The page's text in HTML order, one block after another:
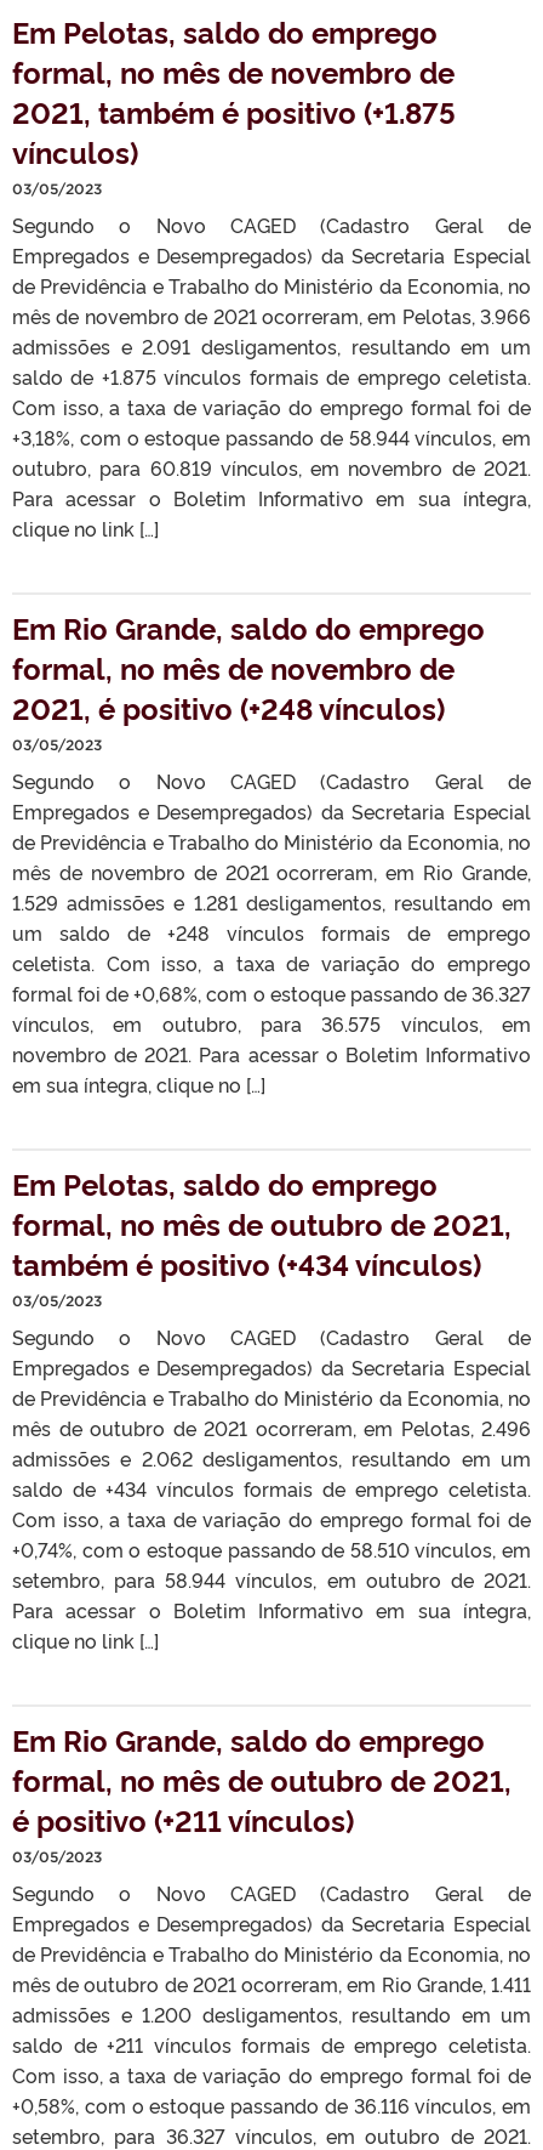
Em Pelotas, saldo do emprego
formal, no mês de novembro de
2021, também é positivo (+1.875
vínculos)
03/05/2023
Segundo o Novo CAGED (Cadastro Geral de
Empregados e Desempregados) da Secretaria Especial
de Previdência e Trabalho do Ministério da Economia, no
mês de novembro de 2021 ocorreram, em Pelotas, 3.966
admissões e 2.091 desligamentos, resultando em um
saldo de +1.875 vínculos formais de emprego celetista.
Com isso, a taxa de variação do emprego formal foi de
+3,18%, com o estoque passando de 58.944 vínculos, em
outubro, para 60.819 vínculos, em novembro de 2021.
Para acessar o Boletim Informativo em sua íntegra,
clique no link […]
Em Rio Grande, saldo do emprego
formal, no mês de novembro de
2021, é positivo (+248 vínculos)
03/05/2023
Segundo o Novo CAGED (Cadastro Geral de
Empregados e Desempregados) da Secretaria Especial
de Previdência e Trabalho do Ministério da Economia, no
mês de novembro de 2021 ocorreram, em Rio Grande,
1.529 admissões e 1.281 desligamentos, resultando em
um saldo de +248 vínculos formais de emprego
celetista. Com isso, a taxa de variação do emprego
formal foi de +0,68%, com o estoque passando de 36.327
vínculos, em outubro, para 36.575 vínculos, em
novembro de 2021. Para acessar o Boletim Informativo
em sua íntegra, clique no […]
Em Pelotas, saldo do emprego
formal, no mês de outubro de 2021,
também é positivo (+434 vínculos)
03/05/2023
Segundo o Novo CAGED (Cadastro Geral de
Empregados e Desempregados) da Secretaria Especial
de Previdência e Trabalho do Ministério da Economia, no
mês de outubro de 2021 ocorreram, em Pelotas, 2.496
admissões e 2.062 desligamentos, resultando em um
saldo de +434 vínculos formais de emprego celetista.
Com isso, a taxa de variação do emprego formal foi de
+0,74%, com o estoque passando de 58.510 vínculos, em
setembro, para 58.944 vínculos, em outubro de 2021.
Para acessar o Boletim Informativo em sua íntegra,
clique no link […]
Em Rio Grande, saldo do emprego
formal, no mês de outubro de 2021,
é positivo (+211 vínculos)
03/05/2023
Segundo o Novo CAGED (Cadastro Geral de
Empregados e Desempregados) da Secretaria Especial
de Previdência e Trabalho do Ministério da Economia, no
mês de outubro de 2021 ocorreram, em Rio Grande, 1.411
admissões e 1.200 desligamentos, resultando em um
saldo de +211 vínculos formais de emprego celetista.
Com isso, a taxa de variação do emprego formal foi de
+0,58%, com o estoque passando de 36.116 vínculos, em
setembro, para 36.327 vínculos, em outubro de 2021.